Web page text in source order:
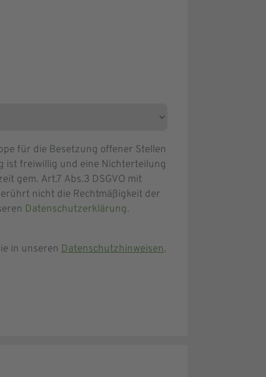
für die Besetzung offener Stellen
ist freiwillig und eine Nichterteilung
gem. Art.7 Abs.3 DSGVO mit
nicht die Rechtmäßigkeit der
Datenschutzerklärung.
in unseren Datenschutzhinweisen.